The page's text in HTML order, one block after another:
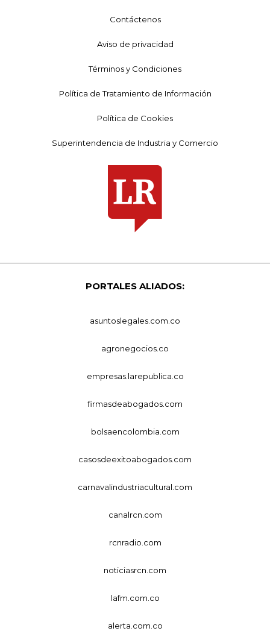
Contáctenos
Aviso de privacidad
Términos y Condiciones
Política de Tratamiento de Información
Política de Cookies
Superintendencia de Industria y Comercio
PORTALES ALIADOS:
asuntoslegales.com.co
agronegocios.co
empresas.larepublica.co
firmasdeabogados.com
bolsaencolombia.com
casosdeexitoabogados.com
carnavalindustriacultural.com
canalrcn.com
rcnradio.com
noticiasrcn.com
lafm.com.co
alerta.com.co